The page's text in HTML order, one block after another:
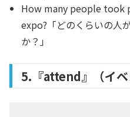
How many people took
expo?「どのくらいの人
か？」
5.『attend』（イ